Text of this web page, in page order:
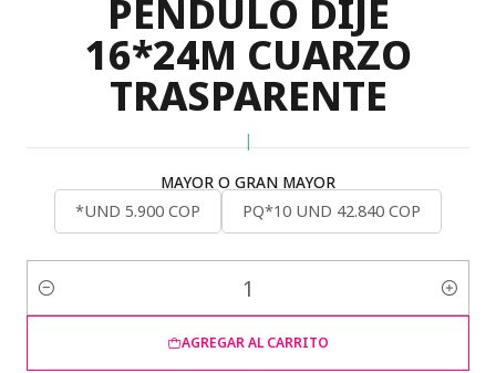
PENDULO DIJE
16*24M CUARZO
TRASPARENTE
|
MAYOR O GRAN MAYOR
*UND 5.900 COP
PQ*10 UND 42.840 COP
Cantidad
AGREGAR AL CARRITO